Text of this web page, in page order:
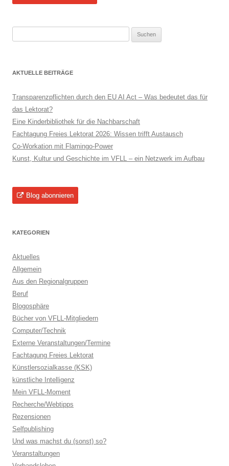
AKTUELLE BEITRÄGE
Transparenzpflichten durch den EU AI Act – Was bedeutet das für
das Lektorat?
Eine Kinderbibliothek für die Nachbarschaft
Fachtagung Freies Lektorat 2026: Wissen trifft Austausch
Co-Workation mit Flamingo-Power
Kunst, Kultur und Geschichte im VFLL – ein Netzwerk im Aufbau
Blog abonnieren
KATEGORIEN
Aktuelles
Allgemein
Aus den Regionalgruppen
Beruf
Blogosphäre
Bücher von VFLL-Mitgliedern
Computer/Technik
Externe Veranstaltungen/Termine
Fachtagung Freies Lektorat
Künstlersozialkasse (KSK)
künstliche Intelligenz
Mein VFLL-Moment
Recherche/Webtipps
Rezensionen
Selfpublishing
Und was machst du (sonst) so?
Veranstaltungen